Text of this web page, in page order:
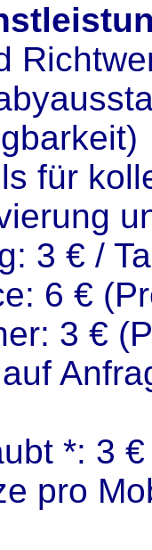
für
3 € /
6 €
3 €
*: 3
pro